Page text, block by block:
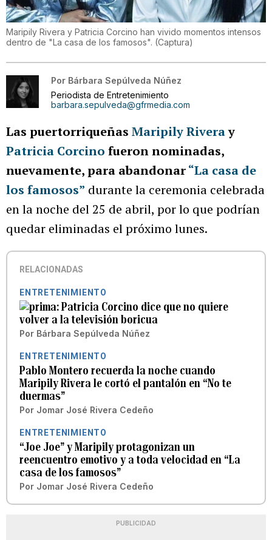
Maripily Rivera y Patricia Corcino han vivido momentos intensos
dentro de "La casa de los famosos". (Captura)
Por Bárbara Sepúlveda Núñez
Periodista de Entretenimiento
barbara.sepulveda@gfrmedia.com
Las puertorriqueñas Maripily Riveray
Patricia Corcino fueron nominadas,
nuevamente, para abandonar“La casa de
los famosos” durante la ceremonia celebrada
en la noche del 25 de abril, por lo que podrían
quedar eliminadas el próximo lunes.
RELACIONADAS
ENTRETENIMIENTO
Patricia Corcino dice que no quiere
volver a la televisión boricua
Por Bárbara Sepúlveda Núñez
ENTRETENIMIENTO
Pablo Montero recuerda la noche cuando
Maripily Rivera le cortó el pantalón en “No te
duermas”
Por Jomar José Rivera Cedeño
ENTRETENIMIENTO
“Joe Joe” y Maripily protagonizan un
reencuentro emotivo y a toda velocidad en “La
casa de los famosos”
Por Jomar José Rivera Cedeño
PUBLICIDAD